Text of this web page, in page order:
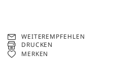
WEITEREMPFEHLEN
DRUCKEN
MERKEN